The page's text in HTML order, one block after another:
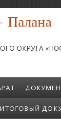
Палана
ОКРУГА
ИТОГОВЫЙ